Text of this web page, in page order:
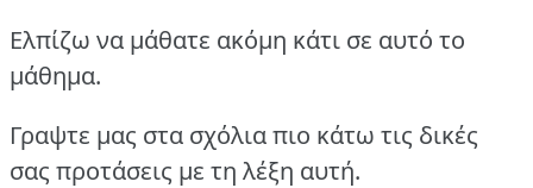
Ελπίζω να μάθατε ακόμη κάτι σε αυτό το
μάθημα.
Γραψτε μας στα σχόλια πιο κάτω τις δικές
σας προτάσεις με τη λέξη αυτή.